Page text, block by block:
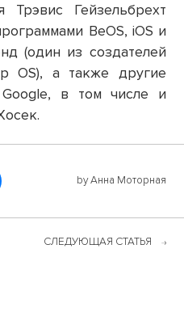
Трэвис Гейзельбрехт
BeOS, iOS и
(один из создателей
OS), а также другие
в том числе и
by Анна Моторная
СЛЕДУЮЩАЯ СТАТЬЯ